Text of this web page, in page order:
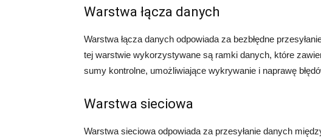
Warstwa łącza danych
Warstwa łącza danych odpowiada za bezbłędne
tej warstwie wykorzystywane są ramki danych, które
sumy kontrolne, umożliwiające wykrywanie i naprawę
Warstwa sieciowa
Warstwa sieciowa odpowiada za przesyłanie danych